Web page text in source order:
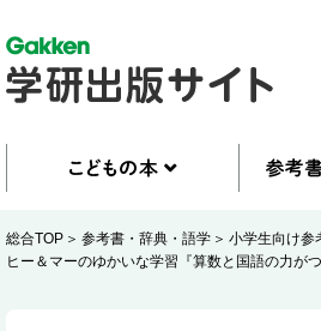
総合TOP 参考書・辞典・語学 小学生向け参
ヒー＆マーのゆかいな学習『算数と国語の力